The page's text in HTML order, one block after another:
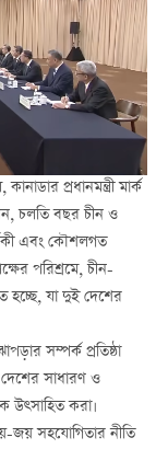
প্রধানমন্ত্রী মার্ক
চলতি বছর চীন ও
এবং কৌশলগত
পরিশ্রমে, চীন-
হচ্ছে, যা দুই দেশের
সম্পর্ক প্রতিষ্ঠা
সাধারণ ও
উত্সাহিত করা।
জয় সহযোগিতার নীতি